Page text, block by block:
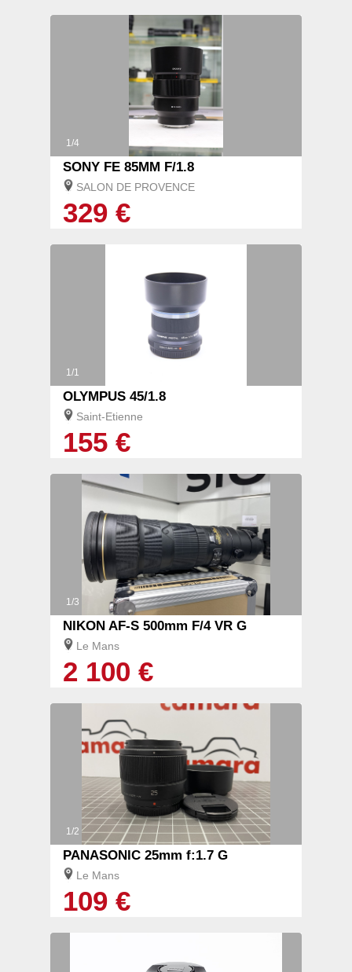
1/4
SONY FE 85MM F/1.8
SALON DE PROVENCE
329 €
1/1
OLYMPUS 45/1.8
Saint-Etienne
155 €
1/3
NIKON AF-S 500mm F/4 VR G
Le Mans
2 100 €
1/2
PANASONIC 25mm f:1.7 G
Le Mans
109 €